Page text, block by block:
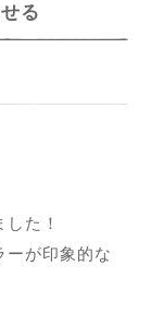
る
た！
ーが印象的な